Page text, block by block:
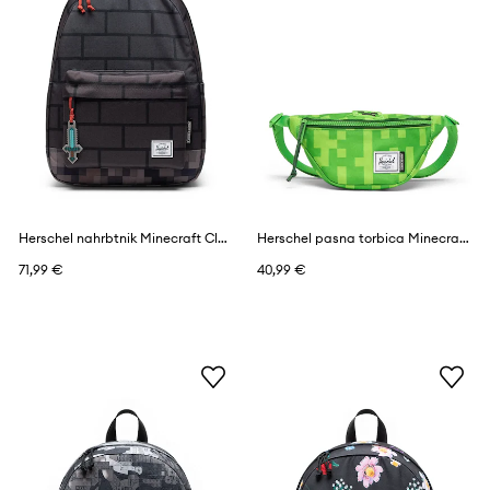
Herschel nahrbtnik Minecraft Classic™
71,99 €
Herschel pasna torbica Minecraft Heritage™
40,99 €